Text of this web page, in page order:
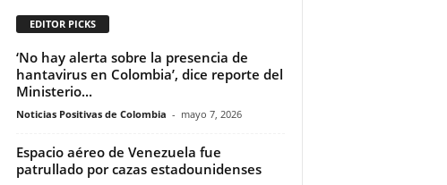
EDITOR PICKS
‘No hay alerta sobre la presencia de
hantavirus en Colombia’, dice reporte del
Ministerio...
Noticias Positivas de Colombia - mayo 7, 2026
Espacio aéreo de Venezuela fue
patrullado por cazas estadounidenses